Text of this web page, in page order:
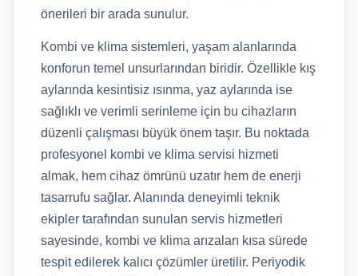
önerileri bir arada sunulur.
Kombi ve klima sistemleri, yaşam alanlarında
konforun temel unsurlarından biridir. Özellikle kış
aylarında kesintisiz ısınma, yaz aylarında ise
sağlıklı ve verimli serinleme için bu cihazların
düzenli çalışması büyük önem taşır. Bu noktada
profesyonel kombi ve klima servisi hizmeti
almak, hem cihaz ömrünü uzatır hem de enerji
tasarrufu sağlar. Alanında deneyimli teknik
ekipler tarafından sunulan servis hizmetleri
sayesinde, kombi ve klima arızaları kısa sürede
tespit edilerek kalıcı çözümler üretilir. Periyodik